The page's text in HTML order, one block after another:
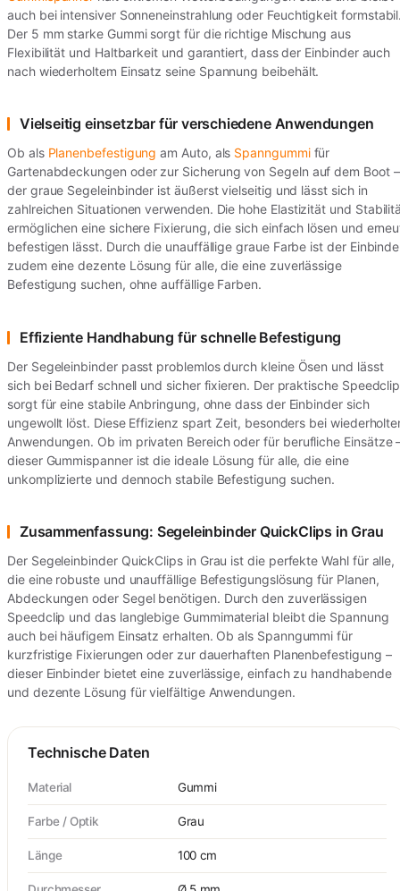
auch bei intensiver Sonneneinstrahlung oder Feuchtigkeit
Der 5 mm starke Gummi sorgt für die richtige Mischung aus
Flexibilität und Haltbarkeit und garantiert, dass der Einbinder auch
nach wiederholtem Einsatz seine Spannung beibehält.
Vielseitig einsetzbar für verschiedene Anwendungen
Ob als Planenbefestigung am Auto, als Spanngummifür
Gartenabdeckungen oder zur Sicherung von Segeln auf dem Boot –
der graue Segeleinbinder ist äußerst vielseitig und lässt sich in
zahlreichen Situationen verwenden. Die hohe Elastizität und
ermöglichen eine sichere Fixierung, die sich einfach lösen und
befestigen lässt. Durch die unauffällige graue Farbe ist der
zudem eine dezente Lösung für alle, die eine zuverlässige
Befestigung suchen, ohne auffällige Farben.
Effiziente Handhabung für schnelle Befestigung
Der Segeleinbinder passt problemlos durch kleine Ösen und lässt
sich bei Bedarf schnell und sicher fixieren. Der praktische Speedclip
sorgt für eine stabile Anbringung, ohne dass der Einbinder sich
ungewollt löst. Diese Effizienz spart Zeit, besonders bei
Anwendungen. Ob im privaten Bereich oder für berufliche Einsätze
dieser Gummispanner ist die ideale Lösung für alle, die eine
unkomplizierte und dennoch stabile Befestigung suchen.
Zusammenfassung: Segeleinbinder QuickClips in Grau
Der Segeleinbinder QuickClips in Grau ist die perfekte Wahl für alle,
die eine robuste und unauffällige Befestigungslösung für Planen,
Abdeckungen oder Segel benötigen. Durch den zuverlässigen
Speedclip und das langlebige Gummimaterial bleibt die Spannung
auch bei häufigem Einsatz erhalten. Ob als Spanngummi für
kurzfristige Fixierungen oder zur dauerhaften Planenbefestigung –
dieser Einbinder bietet eine zuverlässige, einfach zu handhabende
und dezente Lösung für vielfältige Anwendungen.
Technische Daten
Material Gummi
Farbe / Optik Grau
Länge 100 cm